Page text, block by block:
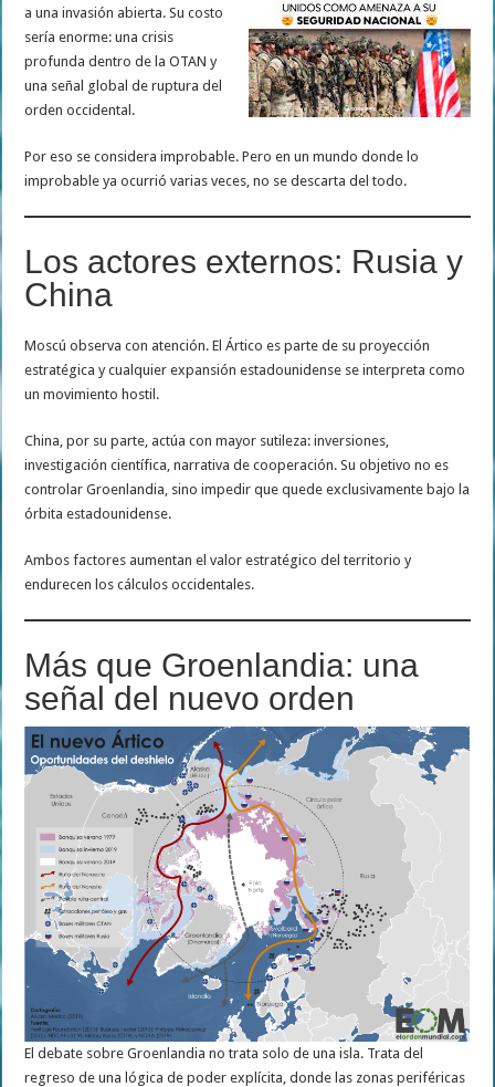
a una invasión abierta. Su costo
sería enorme: una crisis
profunda dentro de la OTAN y
una señal global de ruptura del
orden occidental.
Por eso se considera improbable. Pero en un mundo donde lo
improbable ya ocurrió varias veces, no se descarta del todo.
Los actores externos: Rusia y
China
Moscú observa con atención. El Ártico es parte de su proyección
estratégica y cualquier expansión estadounidense se interpreta como
un movimiento hostil.
China, por su parte, actúa con mayor sutileza: inversiones,
investigación científica, narrativa de cooperación. Su objetivo no es
controlar Groenlandia, sino impedir que quede exclusivamente bajo la
órbita estadounidense.
Ambos factores aumentan el valor estratégico del territorio y
endurecen los cálculos occidentales.
Más que Groenlandia: una
señal del nuevo orden
El debate sobre Groenlandia no trata solo de una isla. Trata del
regreso de una lógica de poder explícita, donde las zonas periféricas